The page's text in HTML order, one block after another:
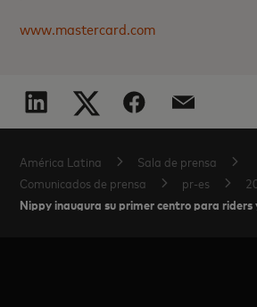
www.mastercard.com
América Latina
Sala de prensa
Comunicados de prensa
pr-es
Nippy inaugura su primer centro para